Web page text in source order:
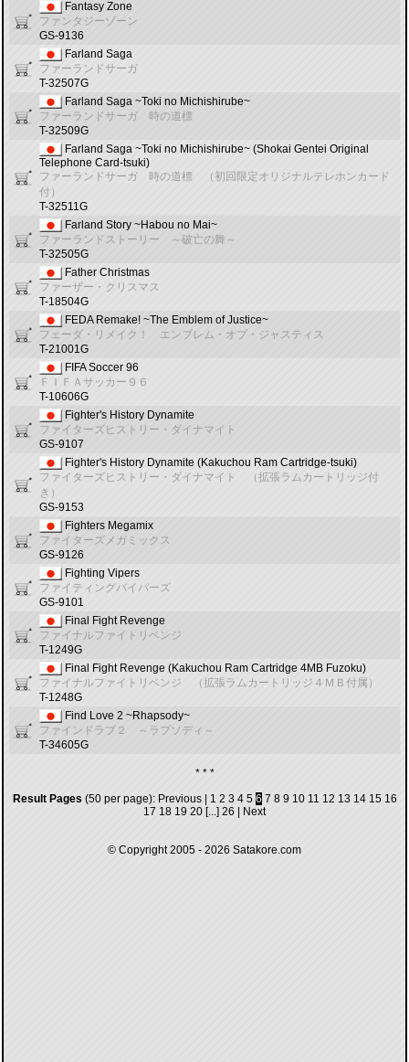
Fantasy Zone
ファンタジーゾーン
GS-9136
Farland Saga
ファーランドサーガ
T-32507G
Farland Saga ~Toki no Michishirube~
ファーランドサーガ 時の道標
T-32509G
Farland Saga ~Toki no Michishirube~ (Shokai Gentei Original
Telephone Card-tsuki)
ファーランドサーガ 時の道標 （初回限定オリジナルテレホンカード
付）
T-32511G
Farland Story ~Habou no Mai~
ファーランドストーリー ～破亡の舞～
T-32505G
Father Christmas
ファーザー・クリスマス
T-18504G
FEDA Remake! ~The Emblem of Justice~
フェーダ・リメイク！ エンブレム・オブ・ジャスティス
T-21001G
FIFA Soccer 96
ＦＩＦＡサッカー９６
T-10606G
Fighter's History Dynamite
ファイターズヒストリー・ダイナマイト
GS-9107
Fighter's History Dynamite (Kakuchou Ram Cartridge-tsuki)
ファイターズヒストリー・ダイナマイト （拡張ラムカートリッジ付
き）
GS-9153
Fighters Megamix
ファイターズメガミックス
GS-9126
Fighting Vipers
ファイティングバイパーズ
GS-9101
Final Fight Revenge
ファイナルファイトリベンジ
T-1249G
Final Fight Revenge (Kakuchou Ram Cartridge 4MB Fuzoku)
ファイナルファイトリベンジ （拡張ラムカートリッジ４ＭＢ付属）
T-1248G
Find Love 2 ~Rhapsody~
ファインドラブ２ ～ラプソディ～
T-34605G
* * *
Result Pages(50 per page): Previous| 1 2 3 4 5 6 7 8 9 10 11 12 13 14 15 16
17 18 19 20 [...] 26 Next
© Copyright 2005 - 2026 Satakore.com